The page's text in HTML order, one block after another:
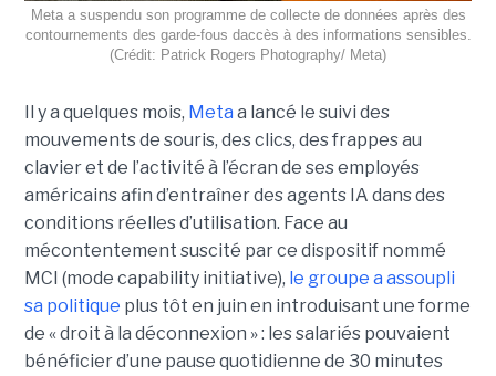
Meta a suspendu son programme de collecte de données après des
contournements des garde-fous daccès à des informations sensibles.
(Crédit: Patrick Rogers Photography/ Meta)
Il y a quelques mois, Meta a lancé le suivi des
mouvements de souris, des clics, des frappes au
clavier et de l’activité à l’écran de ses employés
américains afin d’entraîner des agents IA dans des
conditions réelles d’utilisation. Face au
mécontentement suscité par ce dispositif nommé
MCI (mode capability initiative), le groupe a assoupli
sa politique plus tôt en juin en introduisant une forme
de « droit à la déconnexion » : les salariés pouvaient
bénéficier d’une pause quotidienne de 30 minutes